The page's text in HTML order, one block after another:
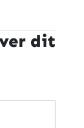
dit